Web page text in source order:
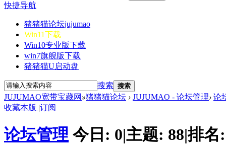
快捷导航
猪猪猫论坛jujumao
Win11下载
Win10专业版下载
win7旗舰版下载
猪猪猫U启动盘
搜索 搜索
JUJUMAO宽带宝藏网 »猪猪猫论坛 › JUJUMAO - 论坛管理› 论
收藏本版 |订阅
论坛管理 今日: 0|主题: 88|排名: